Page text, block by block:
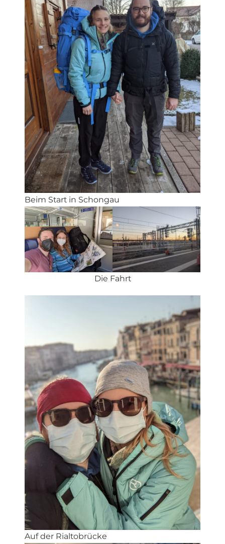
Beim Start in Schongau
Die Fahrt
Auf der Rialtobrücke